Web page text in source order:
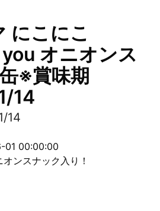
にこにこ
オニオンス
※賞味期
14
14
01 00:00:00
ンスナック入り！